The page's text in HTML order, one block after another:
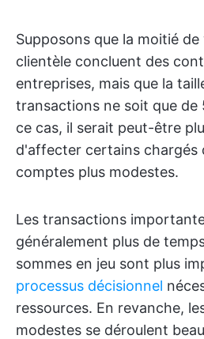
Supposons que la moitié
clientèle concluent des
entreprises, mais que la
transactions ne soit que de
ce cas, il serait peut-être
d'affecter certains chargés
comptes plus modestes.
Les transactions
généralement plus de
sommes en jeu sont plus
processus décisionnel
ressources. En revanche,
modestes se déroulent